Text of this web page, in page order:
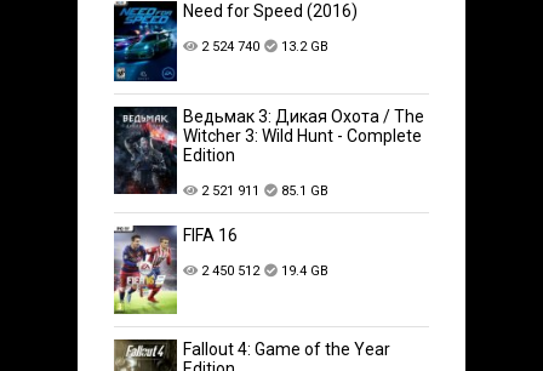
Need for Speed (2016)
2 524 740 13.2 GB
Ведьмак 3: Дикая Охота / The
Witcher 3: Wild Hunt - Complete
Edition
2 521 911 85.1 GB
FIFA 16
2 450 512 19.4 GB
Fallout 4: Game of the Year